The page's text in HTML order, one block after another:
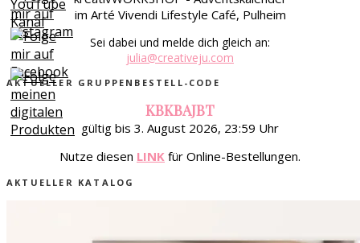
im Arté Vivendi Lifestyle Café, Pulheim
Sei dabei und melde dich gleich an:
julia@creativeju.com
AKTUELLER GRUPPENBESTELL-CODE
KBKBAJBT
gültig bis 3. August 2026, 23:59 Uhr
Nutze diesen LINK für Online-Bestellungen.
AKTUELLER KATALOG